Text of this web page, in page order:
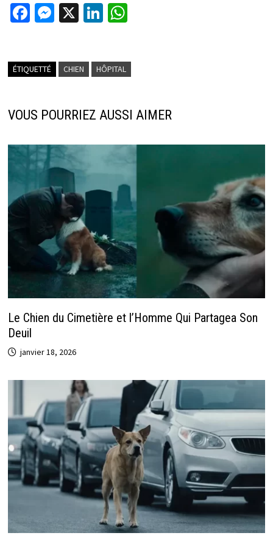
Fa
o
k
M
n
r
X Li
dI
W
sA
p
ÉTIQUETTÉ CHIEN HÔPITAL
VOUS POURRIEZ AUSSI AIMER
Le Chien du Cimetière et l’Homme Qui Partagea Son
Deuil
janvier 18, 2026